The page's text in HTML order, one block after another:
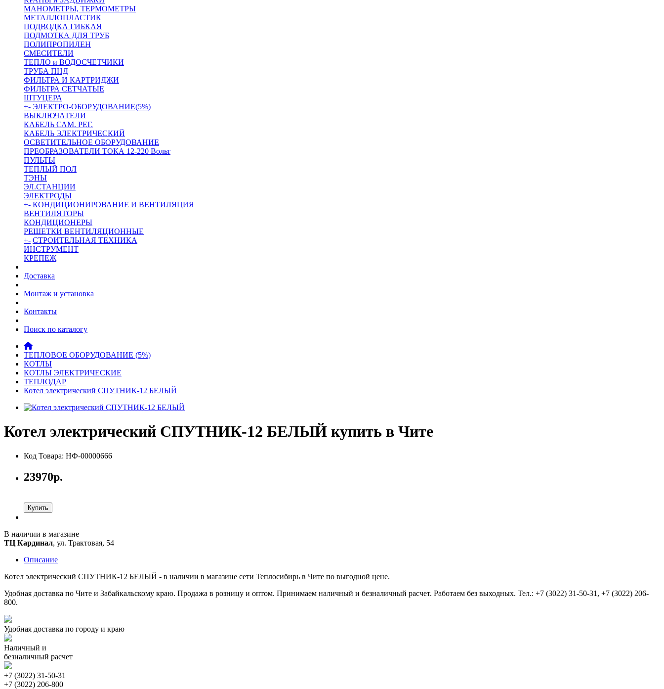
МАНОМЕТРЫ, ТЕРМОМЕТРЫ
МЕТАЛЛОПЛАСТИК
ПОДВОДКА ГИБКАЯ
ПОДМОТКА ДЛЯ ТРУБ
ПОЛИПРОПИЛЕН
СМЕСИТЕЛИ
ТЕПЛО и ВОДОСЧЕТЧИКИ
ТРУБА ПНД
ФИЛЬТРА И КАРТРИДЖИ
ФИЛЬТРА СЕТЧАТЫЕ
ШТУЦЕРА
+- ЭЛЕКТРО-ОБОРУДОВАНИЕ(5%)
ВЫКЛЮЧАТЕЛИ
КАБЕЛЬ САМ. РЕГ.
КАБЕЛЬ ЭЛЕКТРИЧЕСКИЙ
ОСВЕТИТЕЛЬНОЕ ОБОРУДОВАНИЕ
ПРЕОБРАЗОВАТЕЛИ ТОКА 12-220 Вольт
ПУЛЬТЫ
ТЕПЛЫЙ ПОЛ
ТЭНЫ
ЭЛ.СТАНЦИИ
ЭЛЕКТРОДЫ
+- КОНДИЦИОНИРОВАНИЕ И ВЕНТИЛЯЦИЯ
ВЕНТИЛЯТОРЫ
КОНДИЦИОНЕРЫ
РЕШЕТКИ ВЕНТИЛЯЦИОННЫЕ
+- СТРОИТЕЛЬНАЯ ТЕХНИКА
ИНСТРУМЕНТ
КРЕПЕЖ
Доставка
Монтаж и установка
Контакты
Поиск по каталогу
ТЕПЛОВОЕ ОБОРУДОВАНИЕ (5%)
КОТЛЫ
КОТЛЫ ЭЛЕКТРИЧЕСКИЕ
ТЕПЛОДАР
Котел электрический СПУТНИК-12 БЕЛЫЙ
Котел электрический СПУТНИК-12 БЕЛЫЙ купить в Чите
Код Товара: НФ-00000666
23970р.
Купить
В наличии в магазине
ТЦ Кардинал, ул. Трактовая, 54
Описание
Котел электрический СПУТНИК-12 БЕЛЫЙ - в наличии в магазине сети Теплосибирь в Чите по выгодной цене.
Удобная доставка по Чите и Забайкальскому краю. Продажа в розницу и оптом. Принимаем наличный и безналичный расчет. Работаем без выходных. Тел.: +7 (3022) 31-50-31, +7 (3022) 206-
800.
Удобная доставка по городу и краю
Наличный и
безналичный расчет
+7 (3022) 31-50-31
+7 (3022) 206-800